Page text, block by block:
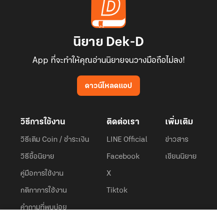
นิยาย Dek-D
App ที่จะทำให้คุณอ่านนิยายจนวางมือถือไม่ลง!
ดาวน์โหลดแอป
วิธีการใช้งาน
วิธีเติม Coin / ชำระเงิน
วิธีซื้อนิยาย
คู่มือการใช้งาน
กติกาการใช้งาน
คำถามที่พบบ่อย
ติดต่อเรา
LINE Official
Facebook
X
Tiktok
เพิ่มเติม
ข่าวสาร
เขียนนิยาย